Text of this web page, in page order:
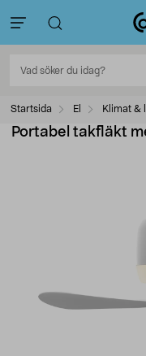
Startsida El Klimat &
Portabel takfläkt